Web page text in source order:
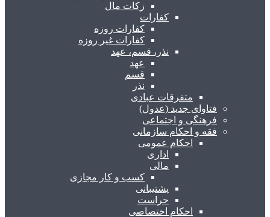
زکات مال
کفارات
کفارات روزه
کفارات غیر روزه
نذر، قسم، عهد
عهد
قسم
نذر
متفرقات عبادی
فتاوای جدید (عدول)
فرهنگی و اجتماعی
فقه و احکام سازمانی
احکام عمومی
اداری
مالی
کسب و کار مجازی
پشتیبانی
حراست
احکام اختصاصی